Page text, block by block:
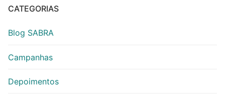
CATEGORIAS
Blog SABRA
Campanhas
Depoimentos